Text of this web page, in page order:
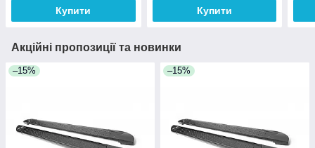
Купити Купити
Акційні пропозиції та новинки
–15% –15%